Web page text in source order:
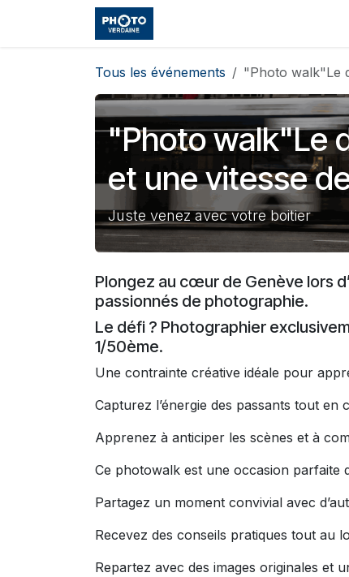
Se rendre au contenu
Tous les événements "Photo walk"Le
"Photo walk"Le
et une vitesse
Juste venez avec votre boitier
Plongez au cœur de Genève lors
passionnés de photographie.
Le défi ? Photographier
1/50ème.
Une contrainte créative idéale pour
Capturez l’énergie des passants tout en
Apprenez à anticiper les scènes et à
Ce photowalk est une occasion parfaite
Partagez un moment convivial avec
Recevez des conseils pratiques tout au
Repartez avec des images originales et